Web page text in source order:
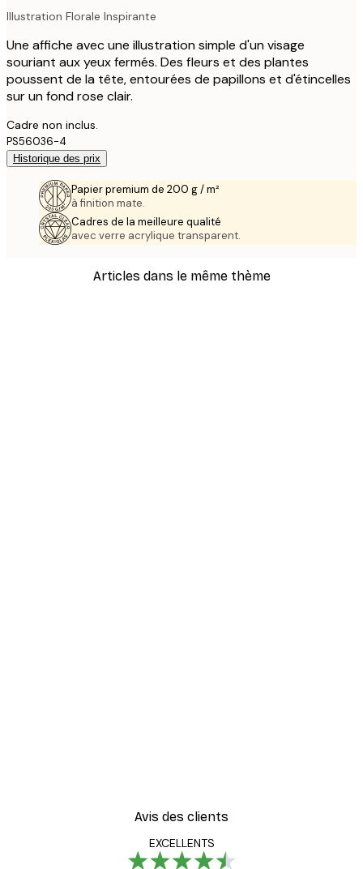
Illustration Florale Inspirante
Une affiche avec une illustration simple d'un visage
souriant aux yeux fermés. Des fleurs et des plantes
poussent de la tête, entourées de papillons et d'étincelles
sur un fond rose clair.
Cadre non inclus.
PS56036-4
Historique des prix
Papier premium de 200 g / m²
à finition mate.
Cadres de la meilleure qualité
avec verre acrylique transparent.
Articles dans le même thème
Avis des clients
EXCELLENTS